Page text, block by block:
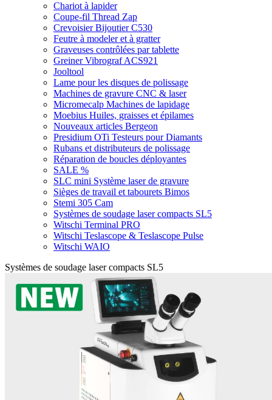
Chariot à lapider
Coupe-fil Thread Zap
Crevoisier Bijoutier C530
Feutre à modeler et à gratter
Graveuses contrôlées par tablette
Greiner Vibrograf ACS921
Jooltool
Lame pour les disques de polissage
Machines de gravure CNC & laser
Micromecalp Machines de lapidage
Moebius Huiles, graisses et épilames
Nouveaux articles Bergeon
Presidium OTi Testeurs pour Diamants
Rubans et distributeurs de polissage
Réparation de boucles déployantes
SALE %
SLC mini Système laser de gravure
Sièges de travail et tabourets Bimos
Stemi 305 Cam
Systèmes de soudage laser compacts SL5
Witschi Terminal PRO
Witschi Teslascope & Teslascope Pulse
Witschi WAIO
Systèmes de soudage laser compacts SL5